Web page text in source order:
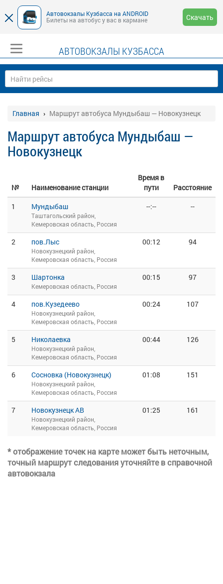
Автовокзалы Кузбасса на ANDROID
Билеты на автобус у вас в кармане
Скачать
АВТОВОКЗАЛЫ КУЗБАССА
Главная Маршрут автобуса Мундыбаш — Новокузнецк
Маршрут автобуса Мундыбаш —
Новокузнецк
№ Наименование станции
Время в
пути
Расстояние
1
Мундыбаш
Таштагольский район,
Кемеровская область, Россия
--:-- --
2 пов.Лыс
Новокузнецкий район,
Кемеровская область, Россия
00:12 94
3 Шартонка
Кемеровская область, Россия
00:15 97
4 пов.Кузедеево
Новокузнецкий район,
Кемеровская область, Россия
00:24 107
5 Николаевка
Новокузнецкий район,
Кемеровская область, Россия
00:44 126
6 Сосновка (Новокузнецк)
Новокузнецкий район,
Кемеровская область, Россия
01:08 151
7 Новокузнецк АВ
Новокузнецкий район,
Кемеровская область, Россия
01:25 161
* отображение точек на карте может быть неточным,
точный маршрут следования уточняйте в справочной
автовокзала